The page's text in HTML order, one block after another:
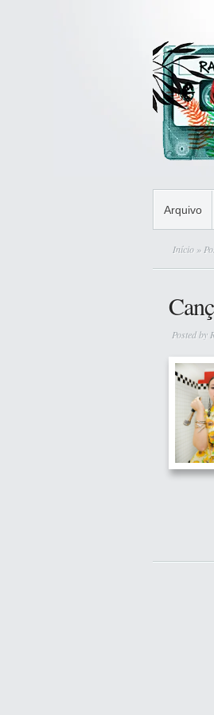
Arquivo
Início »
Posted by